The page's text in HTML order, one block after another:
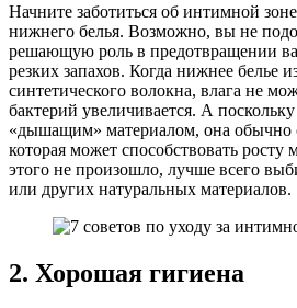
Начните заботиться об интимной
нижнего белья. Возможно, вы не
решающую роль в предотвращении
резких запахов. Когда нижнее белье
синтетического волокна, влага не
бактерий увеличивается. А
«дышащим» материалом, она обычно
которая может способствовать
этого не произошло, лучше всего
или других натуральных материалов.
2. Хорошая гигиена